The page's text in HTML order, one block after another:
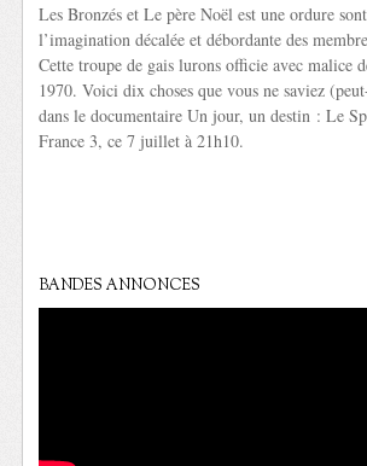
Les Bronzés et Le père Noël est une ordure
l’imagination décalée et débordante des
Cette troupe de gais lurons officie avec malice
1970. Voici dix choses que vous ne saviez
dans le documentaire Un jour, un destin : Le
France 3, ce 7 juillet à 21h10.
BANDES ANNONCES